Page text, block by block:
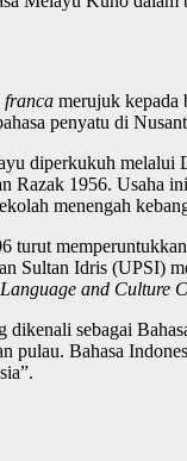
franca merujuk kepada
penyatu di
diperkukuh melalui
Razak 1956. Usaha
menengah
turut
Sultan Idris (UPSI)
and Culture
sebagai
pulau. Bahasa